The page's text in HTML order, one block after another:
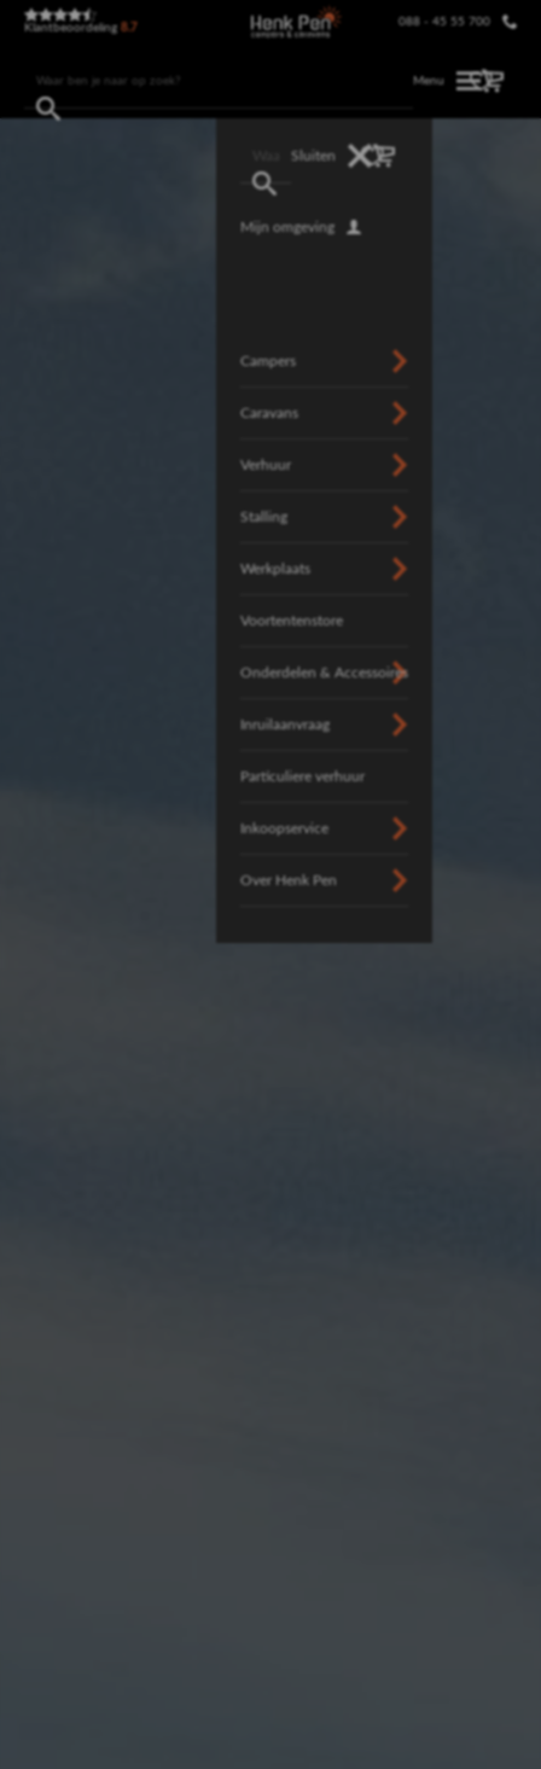
Klantbeoordeling 8.7
088 - 45 55 700
Menu
Sluiten
Mijn omgeving
Campers
Caravans
Verhuur
Stalling
Werkplaats
Voortentenstore
Onderdelen & Accessoires
Inruilaanvraag
Particuliere verhuur
Inkoopservice
Over Henk Pen